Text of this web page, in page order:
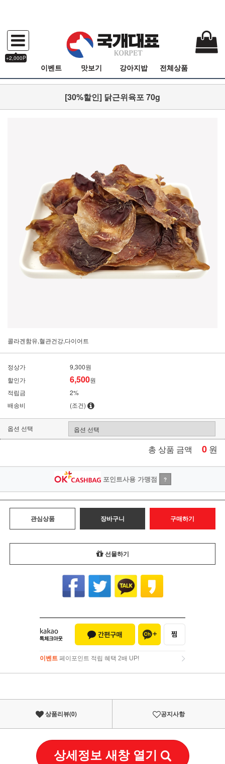
+2,000P
이벤트 맛보기 강아지밥 전체상품
[30%할인] 닭근위육포 70g
콜라겐함유,혈관건강,다이어트
정상가
9,300원
할인가
6,500원
적립금
2%
배송비
(조건)
옵션 선택
총 상품 금액 0 원
포인트사용 가맹점 ?
관심상품 장바구니 구매하기
선물하기
이벤트 페이포인트 적립 혜택 2배 UP!
이벤트페이포인트 적립 혜택 2배 UP!
상품리뷰(0) 공지사항
상세정보 새창 열기